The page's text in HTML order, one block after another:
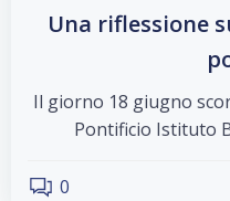
Una riflessione
Il giorno 18 giugno
Pontificio Istituto
0